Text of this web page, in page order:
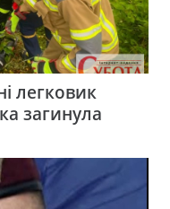
легковик
загинула